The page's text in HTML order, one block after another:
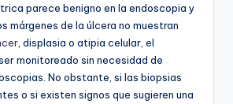
parece benigno en la endoscopia y
márgenes de la úlcera no muestran
, displasia o atipia celular, el
monitoreado sin necesidad de
No obstante, si las biopsias
o si existen signos que sugieren una